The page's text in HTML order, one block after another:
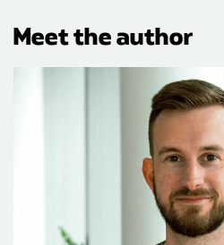
Meet the author